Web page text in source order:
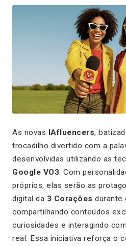
As novas IAfluencers,
trocadilho divertido com a
desenvolvidas utilizando as
Google VO3. Com
próprios, elas serão as
digital da 3 Corações durante
compartilhando conteúdos
curiosidades e interagindo
real. Essa iniciativa reforça o